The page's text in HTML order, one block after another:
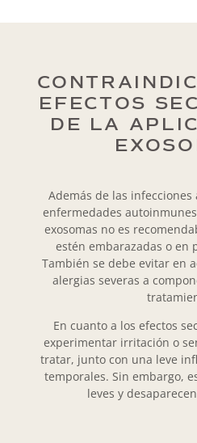
EFECTOS
DE LA
Además de las
enfermedades
exosomas no es
estén embarazadas o en
También se debe evitar en
alergias severas a
En cuanto a los efectos
experimentar irritación o
tratar, junto con una leve
temporales. Sin embargo,
leves y